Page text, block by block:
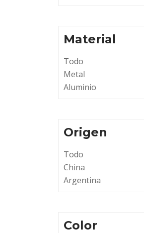
Material
Todo
Metal
Aluminio
Origen
Todo
China
Argentina
Color